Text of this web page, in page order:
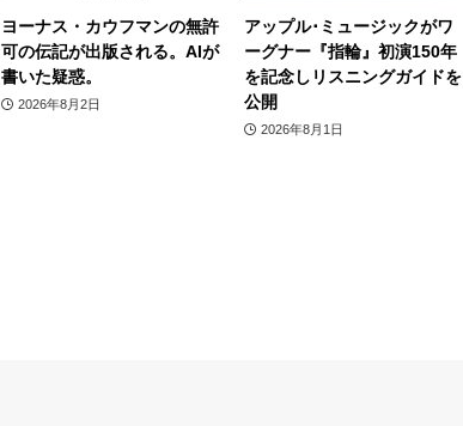
ヨーナス・カウフマンの無許
可の伝記が出版される。AIが
書いた疑惑。
2026年8月2日
アップル･ミュージックがワ
ーグナー『指輪』初演150年
を記念しリスニングガイドを
公開
2026年8月1日